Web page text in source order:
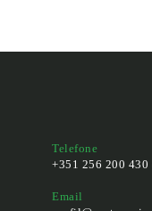
Telefone
+351 256 200 430
Email